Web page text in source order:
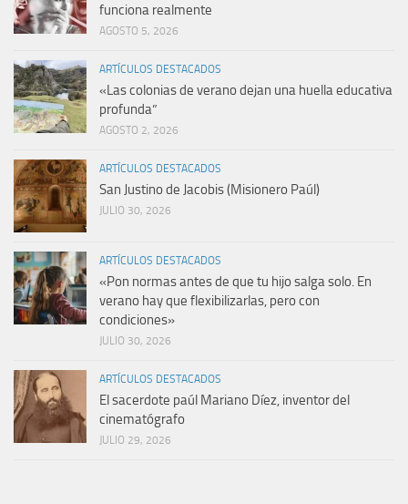
funciona realmente
AGOSTO 5, 2026
ARTÍCULOS DESTACADOS
«Las colonias de verano dejan una huella educativa
profunda”
AGOSTO 2, 2026
ARTÍCULOS DESTACADOS
San Justino de Jacobis (Misionero Paúl)
JULIO 30, 2026
ARTÍCULOS DESTACADOS
«Pon normas antes de que tu hijo salga solo. En
verano hay que flexibilizarlas, pero con
condiciones»
JULIO 30, 2026
ARTÍCULOS DESTACADOS
El sacerdote paúl Mariano Díez, inventor del
cinematógrafo
JULIO 29, 2026